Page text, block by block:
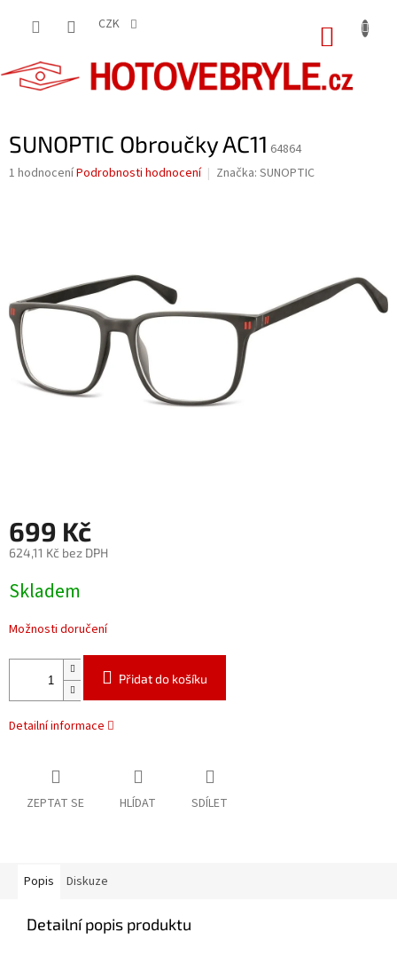
CZK
SUNOPTIC Obroučky AC11 64864
Průměrné
hvězdiček.
1 hodnoceníPodrobnosti hodnocení Značka: SUNOPTIC
699 Kč
624,11 Kč bez DPH
cena:
Skladem
Možnosti doručení
Přidat do košíku
Detailní informace
ZEPTAT SE HLÍDAT SDÍLET
Popis Diskuze
Detailní popis produktu